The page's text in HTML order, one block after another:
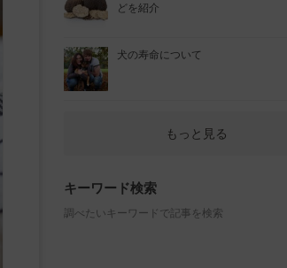
どを紹介
犬の寿命について
もっと見る
キーワード検索
調べたいキーワードで記事を検索